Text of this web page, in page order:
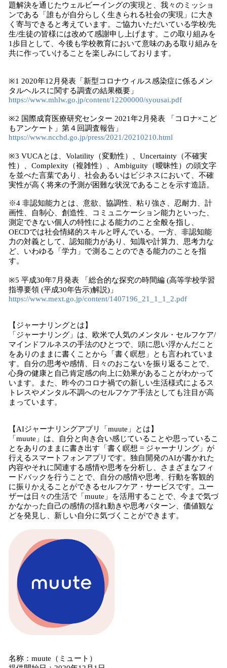
題解決を通じたウェルビーイングの実現と、我々のミッショ
ンである「誰もが自分らしく生きられる社会の実現」に大き
く寄与できると考えています。ご協力いただいている学校/先
生/生徒の皆様には改めて感謝申し上げます。この取り組みを
1歩目として、今後も学校教育において意味のある取り組みを
共に作っていけることを楽しみにしております。
※1 2020年12月発表「新型コロナウィルス感染症に係るメン
タルヘルスに関する調査の結果概要」
https://www.mhlw.go.jp/content/12200000/syousai.pdf
※2 国際成育医療研究センター 2021年2月発表 「コロナ×こど
もアンケート」第４回調査報告」
https://www.ncchd.go.jp/press/2021/20210210.html
※3 VUCAとは、Volatility（変動性）、Uncertainty（不確実
性）、Complexity（複雑性）、Ambiguity（曖昧性）の頭文字
を並べた言葉であり、社会あるいはビジネスにおいて、不確
実性が高く将来の予測が困難な状況であることを示す造語。
※4 非認知能力とは、意欲、協調性、粘り強さ、忍耐力、計
画性、自制心、創造性、コミュニケーション能力といった、
測定できない個人の特性による能力のこと全般を指し、
OECDでは社会情緒的スキルと呼んでいる。一方、非認知能
力の対義として、認知能力があり、知識や計算力、思考力な
ど、いわゆる「学力」で測ることのできる能力のことを指
す。
※5 平成30年7月発表 「総合的な探究の時間編 (高等学校学習
指導要領 (平成30年告示)解説)」
https://www.mext.go.jp/content/1407196_21_1_1_2.pdf
【ジャーナリングとは】
「ジャーナリング」は、欧米で人気のメンタル・セルフケア/
マインドフルネスの手法のひとつで、頭に思い浮かんだこと
をありのままに書くことから「書く瞑想」とも言われていま
す。自分の思考や感情、日々のおこないを振り返ることで、
心身の健康と自己肯定感の向上に効果があることがわかって
います。また、昨今のコロナ禍での新しい生活様式によるス
トレスやメンタル不調へのセルフケア手法としても注目が高
まっています。
【AIジャーナリングアプリ「muute」とは】
「muute」は、自分と向き合い感じていることや思っているこ
とをありのままに書き出す「書く瞑想 = ジャーナリング」が
行えるスマートフォンアプリです。独自開発のAIが書かれた
内容やそれに関連する感情や思考を分析し、さまざまなフィ
ードバックを行うことで、自分の感情や思考、行動を客観的
に振りかえることができるセルフケア・サービスです。ユー
ザーは日々の生活で「muute」を活用することで、今まで気づ
かなかった自己の感情の揺れ動きや思考パターン、価値観な
どを発見し、新しい自分に気づくことができます。
名称：muute（ミュート）